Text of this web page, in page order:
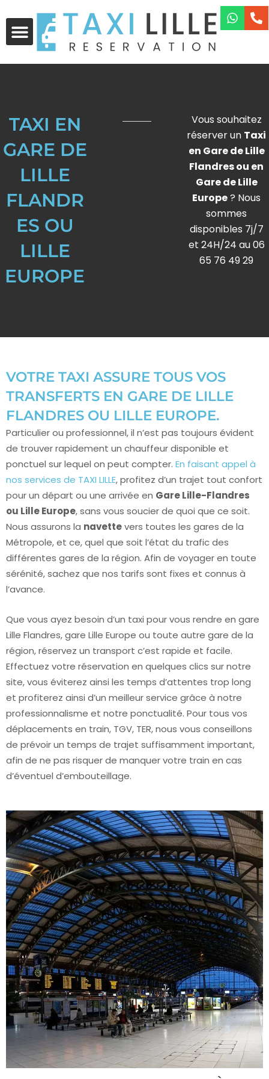
au
contenu
TAXI EN
GARE DE
LILLE
FLANDR
ES OU
LILLE
EUROPE
Vous souhaitez
réserver un Taxi
en Gare de Lille
Flandres ou en
Gare de Lille
Europe? Nous
sommes
disponibles 7j/7
et 24H/24 au 06
65 76 49 29
VOTRE TAXI ASSURE TOUS VOS
TRANSFERTS EN GARE DE LILLE
FLANDRES OU LILLE EUROPE.
Particulier ou professionnel, il n’est pas toujours évident
de trouver rapidement un chauffeur disponible et
ponctuel sur lequel on peut compter. En faisant appel à
nos services de TAXI LILLE, profitez d’un trajet tout confort
pour un départ ou une arrivée en Gare Lille-Flandres
ou Lille Europe, sans vous soucier de quoi que ce soit.
Nous assurons la navettevers toutes les gares de la
Métropole, et ce, quel que soit l’état du trafic des
différentes gares de la région. Afin de voyager en toute
sérénité, sachez que nos tarifs sont fixes et connus à
l’avance.
Que vous ayez besoin d’un taxi pour vous rendre en gare
Lille Flandres, gare Lille Europe ou toute autre gare de la
région, réservez un transport c’est rapide et facile.
Effectuez votre réservation en quelques clics sur notre
site, vous éviterez ainsi les temps d’attentes trop long
et profiterez ainsi d’un meilleur service grâce à notre
professionnalisme et notre ponctualité. Pour tous vos
déplacements en train, TGV, TER, nous vous conseillons
de prévoir un temps de trajet suffisamment important,
afin de ne pas risquer de manquer votre train en cas
d’éventuel d’embouteillage.